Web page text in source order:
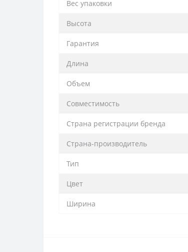
Вес упаковки
Высота
Гарантия
Длина
Объем
Совместимость
Страна регистрации бренда
Страна-производитель
Тип
Цвет
Ширина